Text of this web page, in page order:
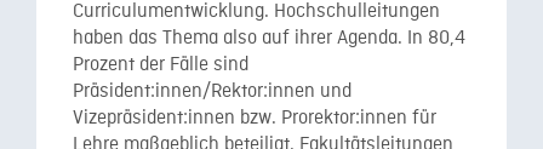
Curriculumentwicklung. Hochschulleitungen
haben das Thema also auf ihrer Agenda. In 80,4
Prozent der Fälle sind
Präsident:innen/Rektor:innen und
Vizepräsident:innen bzw. Prorektor:innen für